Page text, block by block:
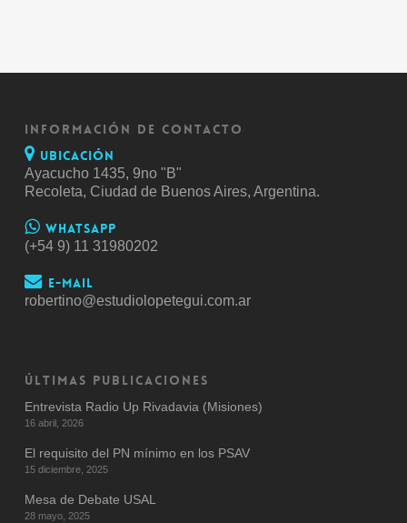
INFORMACIÓN DE CONTACTO
Ubicación
Ayacucho 1435, 9no "B"
Recoleta, Ciudad de Buenos Aires, Argentina.
Whatsapp
(+54 9) 11 31980202
E-mail
robertino@estudiolopetegui.com.ar
ÚLTIMAS PUBLICACIONES
Entrevista Radio Up Rivadavia (Misiones)
16 abril, 2026
El requisito del PN mínimo en los PSAV
15 diciembre, 2025
Mesa de Debate USAL
28 mayo, 2025